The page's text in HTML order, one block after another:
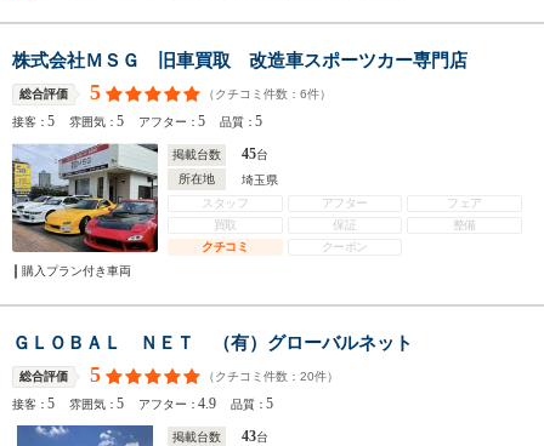
株式会社ＭＳＧ 旧車買取 改造車スポーツカー専門店
総合評価 5 （クチコミ件数： 6件）
接客：5 雰囲気：5 アフター：5 品質：5
掲載台数 45台
所在地
埼玉県
スタッフ
アフター
フェア
買取
保証
整備
クチコミ
クーポン
購入プラン付き車両
ＧＬＯＢＡＬ ＮＥＴ （有）グローバルネット
総合評価 5 （クチコミ件数： 20件）
接客：5 雰囲気：5 アフター：4.9 品質：5
掲載台数 43台